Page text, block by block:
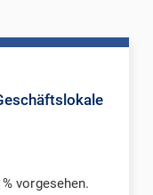
vorgesehen.